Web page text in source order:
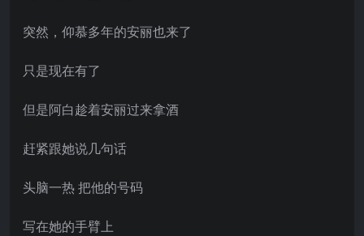
突然，仰慕多年的安丽也来了
只是现在有了
但是阿白趁着安丽过来拿酒
赶紧跟她说几句话
头脑一热 把他的号码
写在她的手臂上